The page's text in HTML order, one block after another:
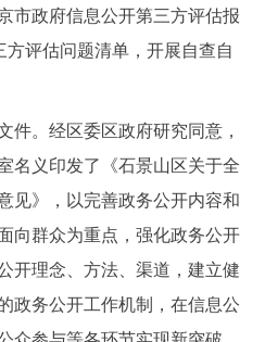
市政府信息公开第三方评估报
方评估问题清单，开展自查自
。经区委区政府研究同意，
名义印发了《石景山区关于全
见》，以完善政务公开内容和
向群众为重点，强化政务公开
开理念、方法、渠道，建立健
政务公开工作机制，在信息公